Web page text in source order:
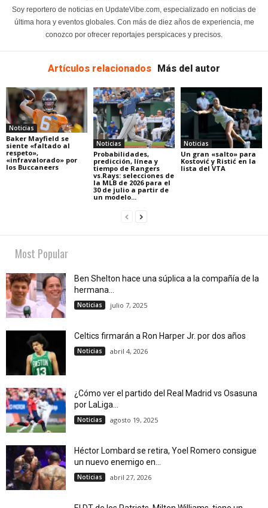
Soy reportero de noticias en UpdateVibe.com, especializado en noticias de
última hora y eventos globales. Con más de diez años de experiencia, me
conozco por ofrecer reportajes perspicaces y precisos.
Artículos relacionados Más del autor
Noticias
Baker Mayfield se
siente «faltado al
respeto»,
«infravalorado» por
los Buccaneers
Noticias
Probabilidades,
predicción, línea y
tiempo de Rangers
vs.Rays: selecciones de
la MLB de 2026 para el
30 de julio a partir de
un modelo...
Noticias
Un gran «salto» para
Kostović y Ristić en la
lista del VTA
Most Popular
Ben Shelton hace una súplica a la compañía de la
hermana...
Noticias julio 7, 2025
Celtics firmarán a Ron Harper Jr. por dos años
Noticias abril 4, 2026
¿Cómo ver el partido del Real Madrid vs Osasuna
por LaLiga...
Noticias agosto 19, 2025
Héctor Lombard se retira, Yoel Romero consigue
un nuevo enemigo en...
Noticias abril 27, 2026